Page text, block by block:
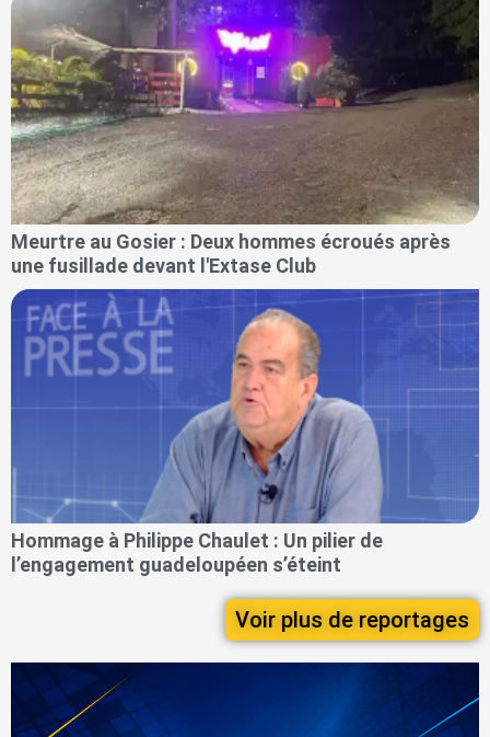
Meurtre au Gosier : Deux hommes écroués après
une fusillade devant l'Extase Club
Hommage à Philippe Chaulet : Un pilier de
l’engagement guadeloupéen s’éteint
Voir plus de reportages